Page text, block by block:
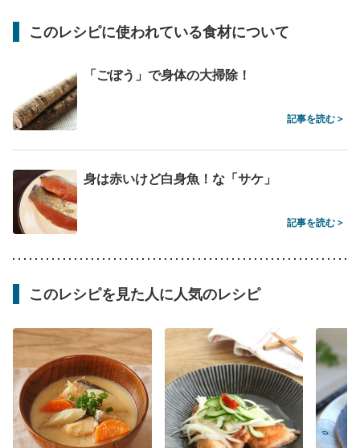
このレシピに使われている食材について
「ごぼう」で身体の大掃除！
記事を読む >
身は赤いけど白身魚！な「サケ」
記事を読む >
このレシピを見た人に人気のレシピ